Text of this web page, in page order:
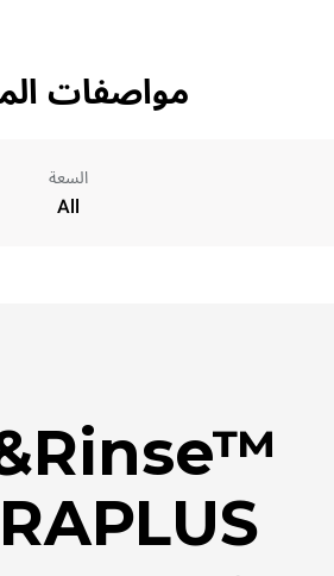
مواصفات
السعة
All